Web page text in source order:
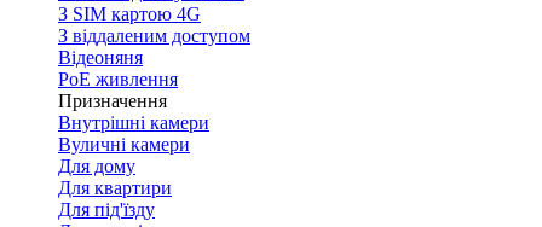
З SIM картою 4G
З віддаленим доступом
Відеоняня
PoE живлення
Призначення
Внутрішні камери
Вуличні камери
Для дому
Для квартири
Для під'їзду